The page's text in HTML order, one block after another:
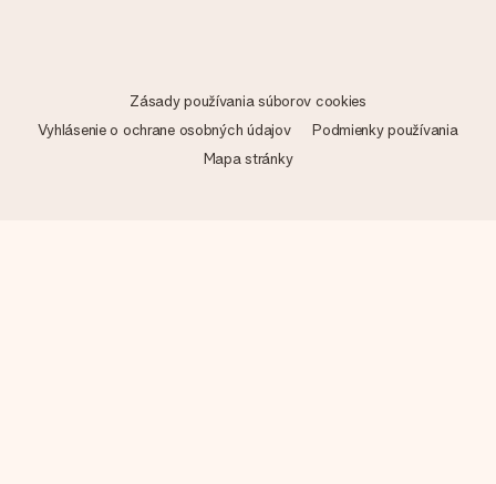
Zásady používania súborov cookies
Vyhlásenie o ochrane osobných údajov
Podmienky používania
Mapa stránky